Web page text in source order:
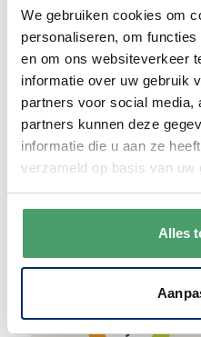
We gebruiken cookies om
personaliseren, om
en om ons websiteverkeer
informatie over uw gebruik
partners voor social media,
partners kunnen deze
informatie die u aan ze
verzameld op basis van
Alles
We verpakken
en duurzaam met
papier.
Vanaf € 55,-
ook nog eens
Goede
klanten.